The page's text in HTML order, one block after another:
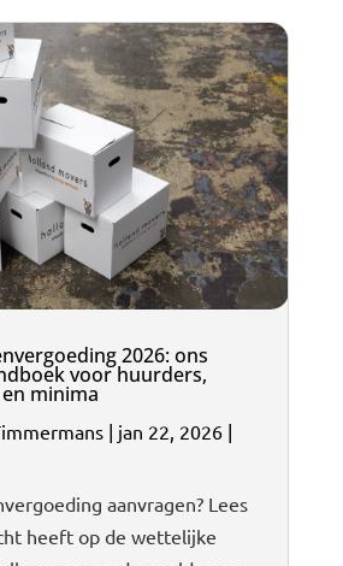
2026: ons
voor huurders,
minima
| jan 22, 2026|
aanvragen? Lees
heeft op de wettelijke